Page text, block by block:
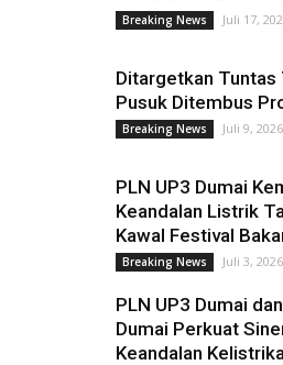
Breaking News Juli 17,
Ditargetkan Tuntas
Pusuk Ditembus
Breaking News Juli 9, 2026
PLN UP3 Dumai
Keandalan Listrik
Kawal Festival
Breaking News Juli 3, 2026
PLN UP3 Dumai
Dumai Perkuat
Keandalan